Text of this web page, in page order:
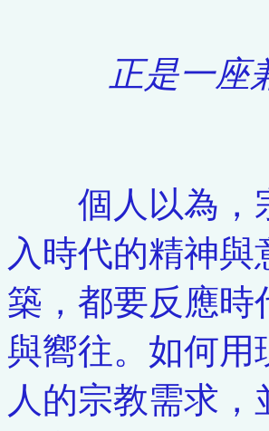
正是一座
個人以為，宗
入時代的精神
築，都要反應時
與嚮往。如何用
人的宗教需求